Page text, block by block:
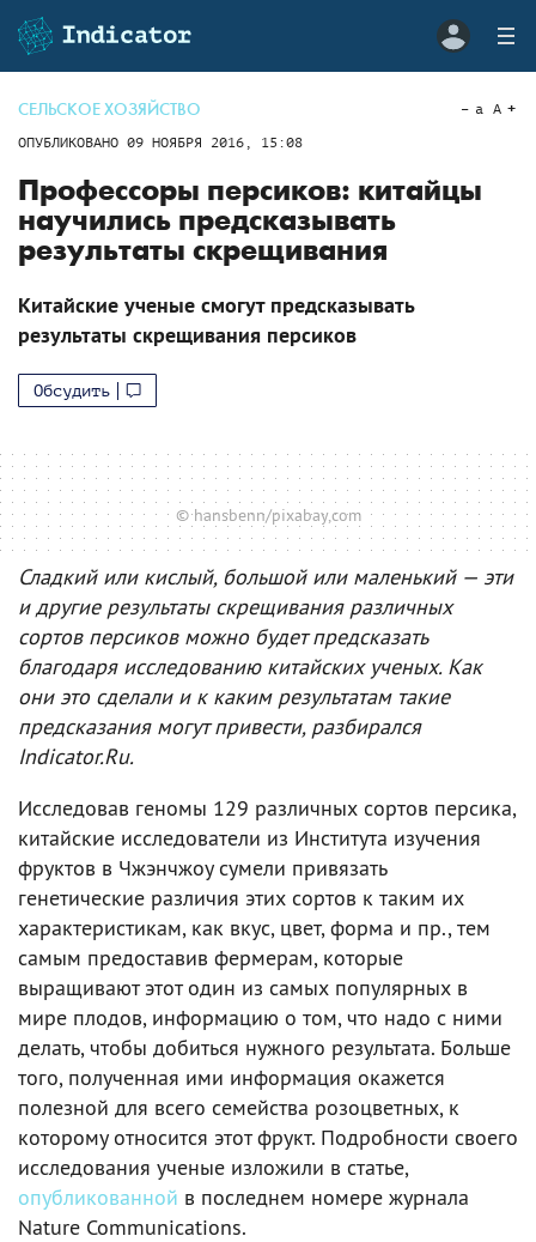
СЕЛЬСКОЕ ХОЗЯЙСТВО
ОПУБЛИКОВАНО 09 НОЯБРЯ 2016, 15:08
a A
Профессоры персиков: китайцы
научились предсказывать
результаты скрещивания
Китайские ученые смогут предсказывать
результаты скрещивания персиков
Обсудить
© hansbenn/pixabay,com
Сладкий или кислый, большой или маленький — эти
и другие результаты скрещивания различных
сортов персиков можно будет предсказать
благодаря исследованию китайских ученых. Как
они это сделали и к каким результатам такие
предсказания могут привести, разбирался
Indicator.Ru.
Исследовав геномы 129 различных сортов персика,
китайские исследователи из Института изучения
фруктов в Чжэнчжоу сумели привязать
генетические различия этих сортов к таким их
характеристикам, как вкус, цвет, форма и пр., тем
самым предоставив фермерам, которые
выращивают этот один из самых популярных в
мире плодов, информацию о том, что надо с ними
делать, чтобы добиться нужного результата. Больше
того, полученная ими информация окажется
полезной для всего семейства розоцветных, к
которому относится этот фрукт. Подробности своего
исследования ученые изложили в статье,
опубликованной в последнем номере журнала
Nature Communications.